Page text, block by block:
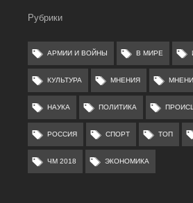
Рубрики
АРМИИ И ВОЙНЫ В МИРЕ
КУЛЬТУРА МНЕНИЯ
НАУКА ПОЛИТИКА
РОССИЯ СПОРТ ТОП
ЧМ 2018 ЭКОНОМИКА